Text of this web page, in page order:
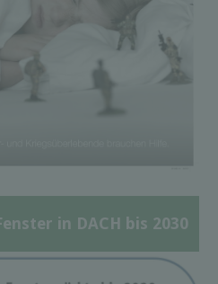
in DACH bis 2030